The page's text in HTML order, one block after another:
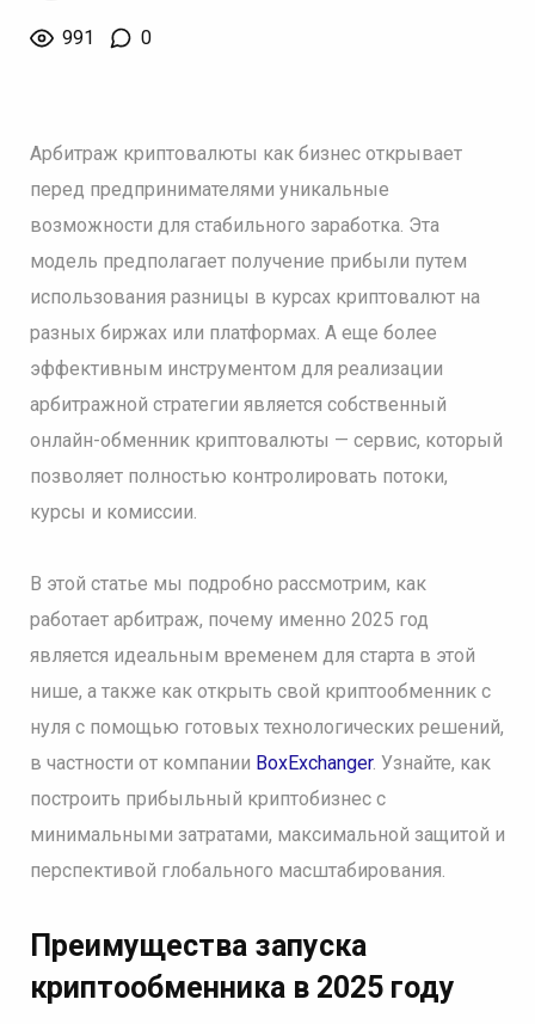
991 0
Арбитраж криптовалюты как бизнес открывает
перед предпринимателями уникальные
возможности для стабильного заработка. Эта
модель предполагает получение прибыли путем
использования разницы в курсах криптовалют на
разных биржах или платформах. А еще более
эффективным инструментом для реализации
арбитражной стратегии является собственный
онлайн-обменник криптовалюты — сервис, который
позволяет полностью контролировать потоки,
курсы и комиссии.
В этой статье мы подробно рассмотрим, как
работает арбитраж, почему именно 2025 год
является идеальным временем для старта в этой
нише, а также как открыть свой криптообменник с
нуля с помощью готовых технологических решений,
в частности от компании BoxExchanger. Узнайте, как
построить прибыльный криптобизнес с
минимальными затратами, максимальной защитой и
перспективой глобального масштабирования.
Преимущества запуска
криптообменника в 2025 году